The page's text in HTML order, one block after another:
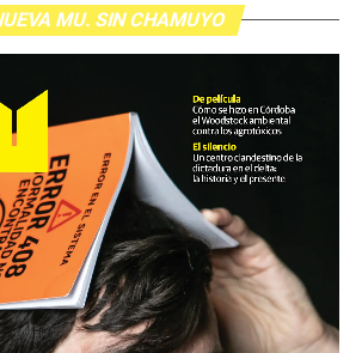
MU. SIN CHAMUYO